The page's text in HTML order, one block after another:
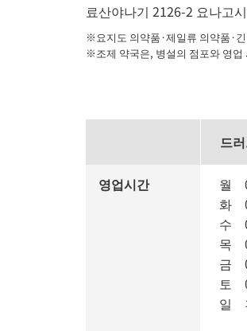
료산야나기 2126-2 요나고시
※요지도 의약품·제일류 의약품·
※조제 약국은, 병설의 점포와 영
드
영업시간 월
화
수
목
금
토
일